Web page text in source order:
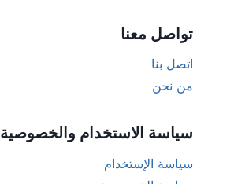
تواصل معنا
اتصل بنا
من نحن
سياسة الاستخدام والخصوصية
سياسة الإستخدام